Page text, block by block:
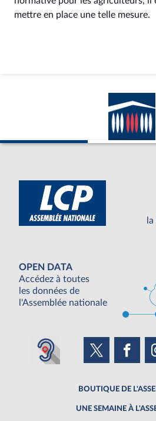
mettre en place une telle mesure.
OPEN DATA
Accédez à toutes
les données de
l'Assemblée nationale
BOUTIQUE DE
UNE SEMAINE À